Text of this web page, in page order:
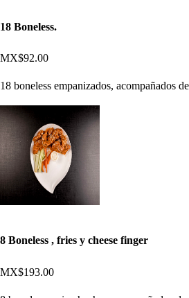
18 Boneless.
MX$92.00
18 boneless empanizados, acompañados
8 Boneless , fries y cheese finger
MX$193.00